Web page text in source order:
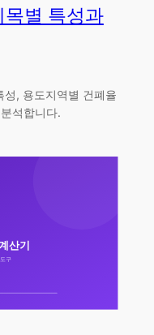
별 특성과
, 용도지역별 건폐율
석합니다.